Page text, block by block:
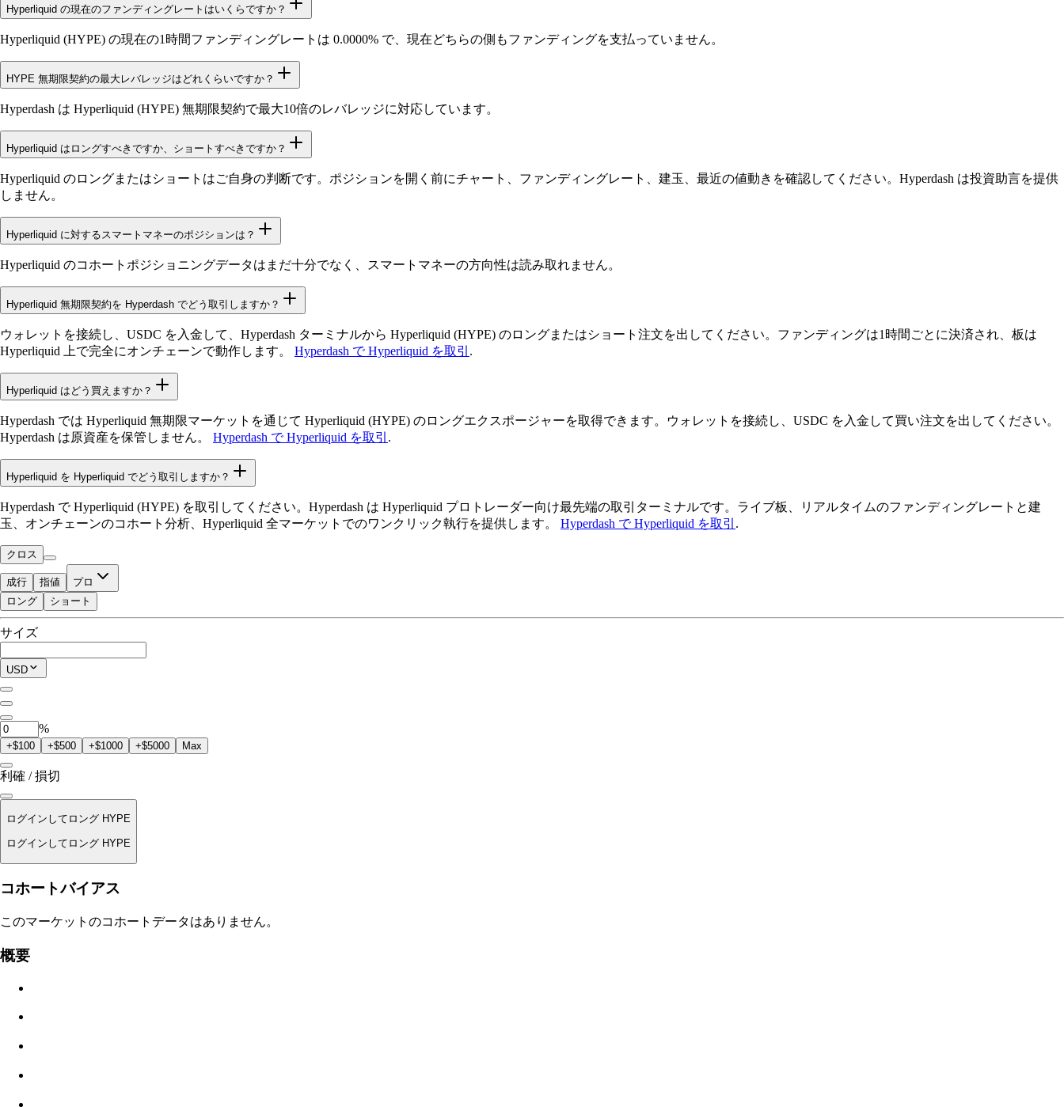
Hyperliquid の現在のファンディングレートはいくらですか？
Hyperliquid (HYPE) の現在の1時間ファンディングレートは 0.0000% で、現在どちらの側もファンディングを支払っていません。
HYPE 無期限契約の最大レバレッジはどれくらいですか？
Hyperdash は Hyperliquid (HYPE) 無期限契約で最大10倍のレバレッジに対応しています。
Hyperliquid はロングすべきですか、ショートすべきですか？
Hyperliquid のロングまたはショートはご自身の判断です。ポジションを開く前にチャート、ファンディングレート、建玉、最近の値動きを確認してください。Hyperdash は投資助言を提供
しません。
Hyperliquid に対するスマートマネーのポジションは？
Hyperliquid のコホートポジショニングデータはまだ十分でなく、スマートマネーの方向性は読み取れません。
Hyperliquid 無期限契約を Hyperdash でどう取引しますか？
ウォレットを接続し、USDC を入金して、Hyperdash ターミナルから Hyperliquid (HYPE) のロングまたはショート注文を出してください。ファンディングは1時間ごとに決済され、板は
Hyperliquid 上で完全にオンチェーンで動作します。
Hyperdash で Hyperliquid を取引 .
Hyperliquid はどう買えますか？
Hyperdash では Hyperliquid 無期限マーケットを通じて Hyperliquid (HYPE) のロングエクスポージャーを取得できます。ウォレットを接続し、USDC を入金して買い注文を出してください。
Hyperdash は原資産を保管しません。
Hyperdash で Hyperliquid を取引 .
Hyperliquid を Hyperliquid でどう取引しますか？
Hyperdash で Hyperliquid (HYPE) を取引してください。Hyperdash は Hyperliquid プロトレーダー向け最先端の取引ターミナルです。ライブ板、リアルタイムのファンディングレートと建
玉、オンチェーンのコホート分析、Hyperliquid 全マーケットでのワンクリック執行を提供します。
Hyperdash で Hyperliquid を取引 .
クロス
成行 指値 プロ
取引可能残高
$0.00
現在のポジション
ロング ショート
サイズ
USD
%
+$100 +$500 +$1000 +$5000 Max
利確 / 損切
ログインしてロング HYPE
ログインしてロング HYPE
清算価格
コホートバイアス
このマーケットのコホートデータはありません。
概要